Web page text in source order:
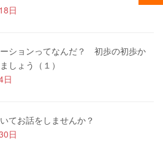
日
ションってなんだ？ 初歩の初歩か
しょう（１）
日
てお話をしませんか？
日